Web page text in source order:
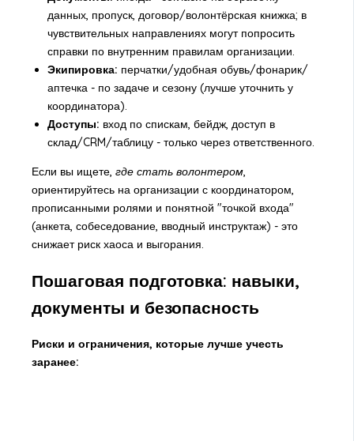
данных, пропуск, договор/волонтёрская книжка; в
чувствительных направлениях могут попросить
справки по внутренним правилам организации.
Экипировка: перчатки/удобная обувь/фонарик/
аптечка - по задаче и сезону (лучше уточнить у
координатора).
Доступы: вход по спискам, бейдж, доступ в
склад/CRM/таблицу - только через ответственного.
Если вы ищете, где стать волонтером,
ориентируйтесь на организации с координатором,
прописанными ролями и понятной "точкой входа"
(анкета, собеседование, вводный инструктаж) - это
снижает риск хаоса и выгорания.
Пошаговая подготовка: навыки,
документы и безопасность
Риски и ограничения, которые лучше учесть
заранее: